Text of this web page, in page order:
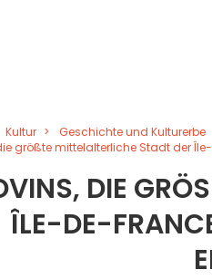
Kultur
Geschichte und Kulturerbe
größte mittelalterliche Stadt der
DIE
LE-DE-